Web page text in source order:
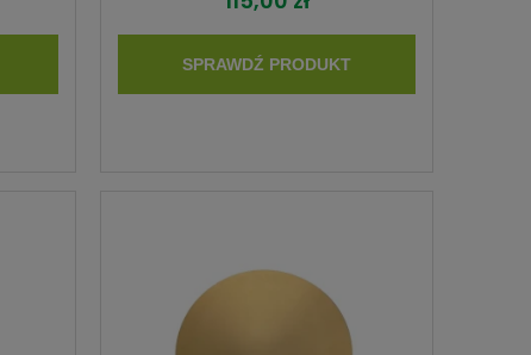
SPRAWDŹ PRODUKT